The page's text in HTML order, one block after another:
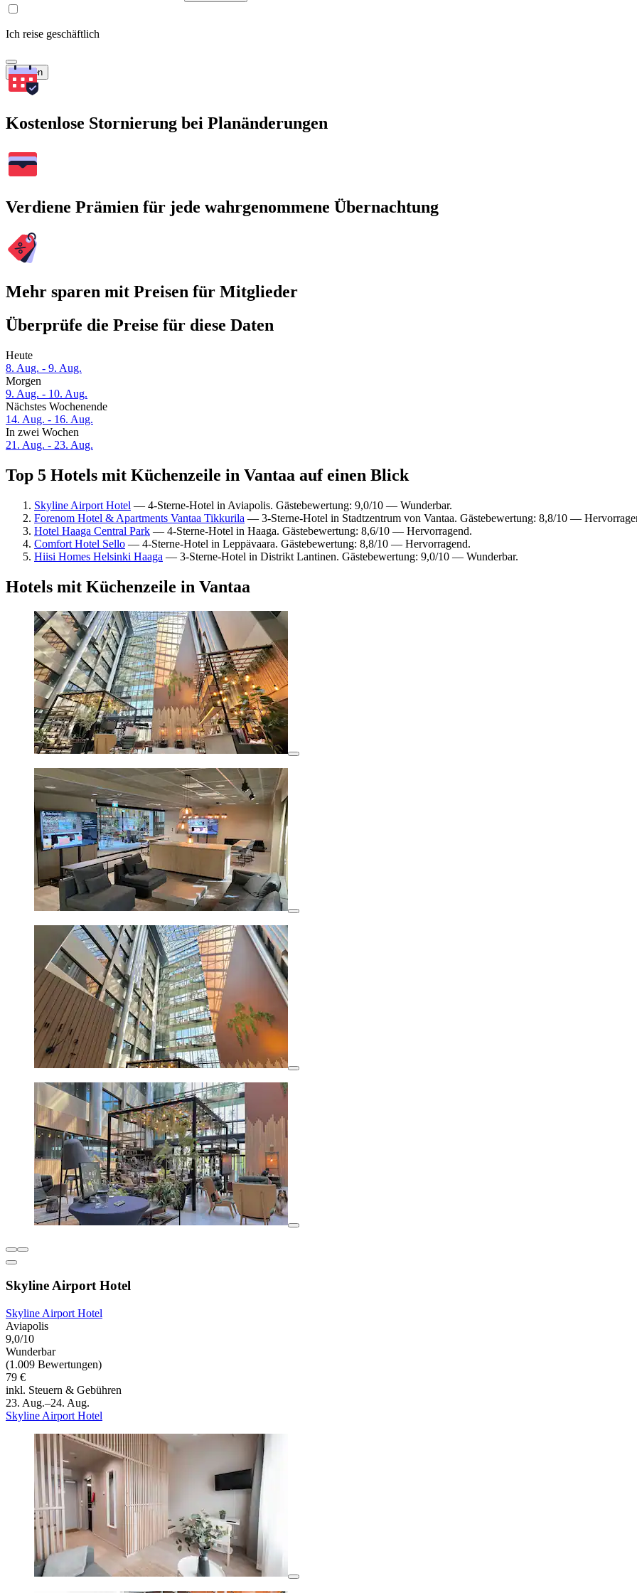
Ich reise geschäftlich
Suchen
Kostenlose Stornierung bei Planänderungen
Verdiene Prämien für jede wahrgenommene Übernachtung
Mehr sparen mit Preisen für Mitglieder
Überprüfe die Preise für diese Daten
Heute
8. Aug. - 9. Aug.
Morgen
9. Aug. - 10. Aug.
Nächstes Wochenende
14. Aug. - 16. Aug.
In zwei Wochen
21. Aug. - 23. Aug.
Top 5 Hotels mit Küchenzeile in Vantaa auf einen Blick
Skyline Airport Hotel — 4-Sterne-Hotel in Aviapolis. Gästebewertung: 9,0/10 — Wunderbar.
Forenom Hotel & Apartments Vantaa Tikkurila — 3-Sterne-Hotel in Stadtzentrum von Vantaa. Gästebewertung: 8,8/10 —
Hotel Haaga Central Park — 4-Sterne-Hotel in Haaga. Gästebewertung: 8,6/10 — Hervorragend.
Comfort Hotel Sello — 4-Sterne-Hotel in Leppävaara. Gästebewertung: 8,8/10 — Hervorragend.
Hiisi Homes Helsinki Haaga — 3-Sterne-Hotel in Distrikt Lantinen. Gästebewertung: 9,0/10 — Wunderbar.
Hotels mit Küchenzeile in Vantaa
Skyline Airport Hotel
Skyline Airport Hotel
Aviapolis
9,0/10
Wunderbar
(1.009 Bewertungen)
79 €
inkl. Steuern & Gebühren
23. Aug.–24. Aug.
Skyline Airport Hotel